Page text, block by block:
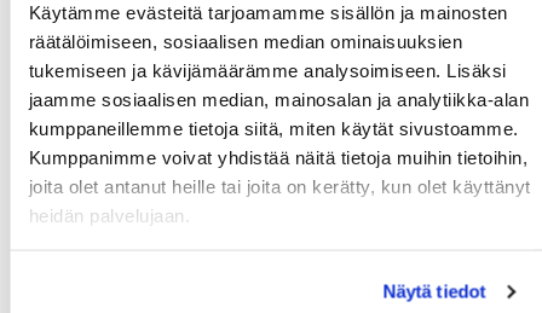
Käytämme evästeitä tarjoamamme sisällön ja mainosten
räätälöimiseen, sosiaalisen median ominaisuuksien
tukemiseen ja kävijämäärämme analysoimiseen. Lisäksi
jaamme sosiaalisen median, mainosalan ja analytiikka-alan
kumppaneillemme tietoja siitä, miten käytät sivustoamme.
Kumppanimme voivat yhdistää näitä tietoja muihin tietoihin,
joita olet antanut heille tai joita on kerätty, kun olet käyttänyt
heidän palvelujaan.
Näytä tiedot